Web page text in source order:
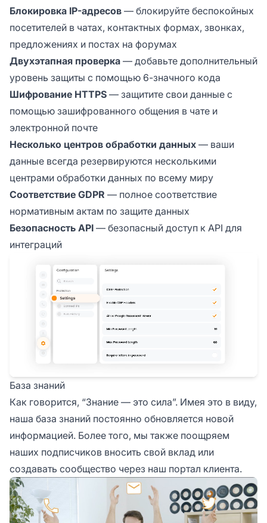
Блокировка IP-адресов — блокируйте беспокойных
посетителей в чатах, контактных формах, звонках,
предложениях и постах на форумах
Двухэтапная проверка — добавьте дополнительный
уровень защиты с помощью 6-значного кода
Шифрование HTTPS — защитите свои данные с
помощью зашифрованного общения в чате и
электронной почте
Несколько центров обработки данных — ваши
данные всегда резервируются несколькими
центрами обработки данных по всему миру
Соответствие GDPR — полное соответствие
нормативным актам по защите данных
Безопасность API — безопасный доступ к API для
интеграций
База знаний
Как говорится, “Знание — это сила”. Имея это в виду,
наша база знаний постоянно обновляется новой
информацией. Более того, мы также поощряем
наших подписчиков вносить свой вклад или
создавать сообщество через наш портал клиента.